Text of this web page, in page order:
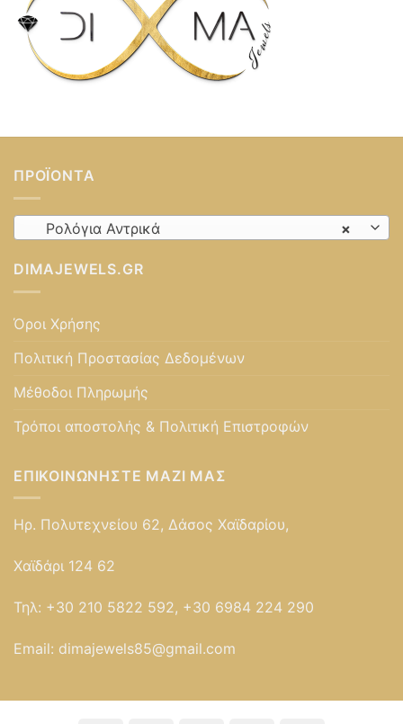
ΠΡΟΪΌΝΤΑ
×
Ρολόγια Αντρικά
DIMAJEWELS.GR
Όροι Χρήσης
Πολιτική Προστασίας Δεδομένων
Μέθοδοι Πληρωμής
Τρόποι αποστολής & Πολιτική Επιστροφών
ΕΠΙΚΟΙΝΩΝΉΣΤΕ ΜΑΖΊ ΜΑΣ
Ηρ. Πολυτεχνείου 62, Δάσος Χαϊδαρίου,
Χαϊδάρι 124 62
Τηλ: +30 210 5822 592, +30 6984 224 290
Email: dimajewels85@gmail.com